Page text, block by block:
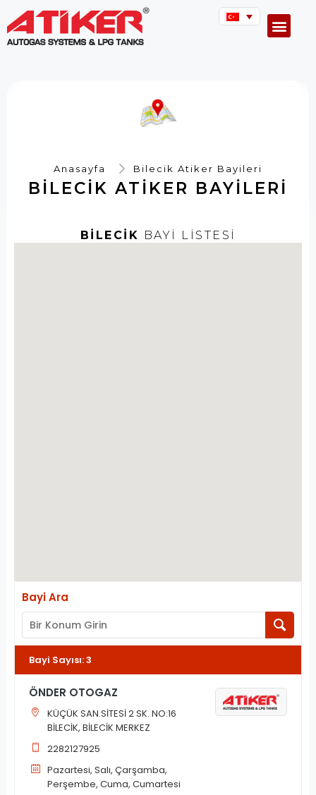
Anasayfa Bilecik Atiker Bayileri
BILECIK ATIKER BAYILERI
BİLECİK BAYİ LİSTESİ
Bayi Ara
Bayi Sayısı:3
ÖNDER OTOGAZ
KÜÇÜK SAN.SİTESİ 2 SK. NO:16
BİLECİK, BİLECİK MERKEZ
2282127925
Pazartesi, Salı, Çarşamba,
Perşembe, Cuma, Cumartesi